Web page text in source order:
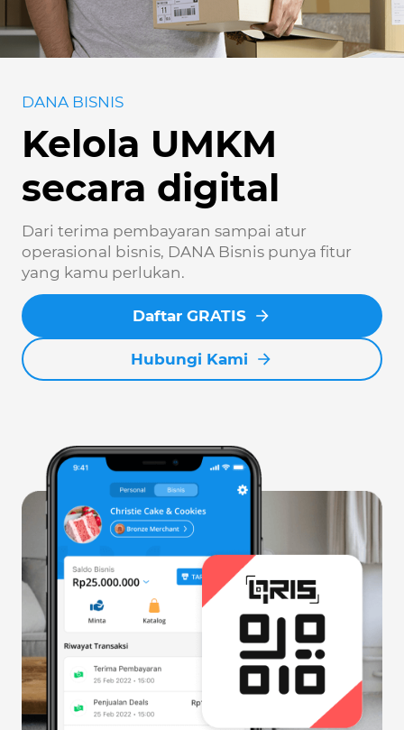
DANA BISNIS
Kelola UMKM
secara digital
Dari terima pembayaran sampai atur
operasional bisnis, DANA Bisnis punya fitur
yang kamu perlukan.
Daftar GRATIS
Hubungi Kami